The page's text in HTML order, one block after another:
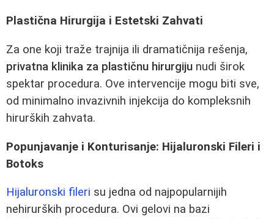
Plastična Hirurgija i Estetski Zahvati
Za one koji traže trajnija ili dramatičnija rešenja,
privatna klinika za plastičnu hirurgiju nudi širok
spektar procedura. Ove intervencije mogu biti sve,
od minimalno invazivnih injekcija do kompleksnih
hirurških zahvata.
Popunjavanje i Konturisanje: Hijaluronski Fileri i
Botoks
Hijaluronski fileri su jedna od najpopularnijih
nehirurških procedura. Ovi gelovi na bazi